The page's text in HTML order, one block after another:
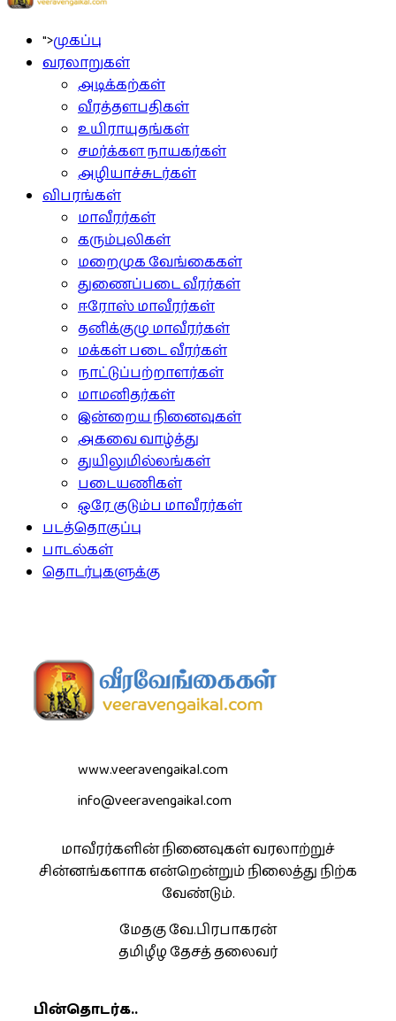
">முகப்பு
வரலாறுகள்
அடிக்கற்கள்
வீரத்தளபதிகள்
உயிராயுதங்கள்
சமர்க்கள நாயகர்கள்
அழியாச்சுடர்கள்
விபரங்கள்
மாவீரர்கள்
கரும்புலிகள்
மறைமுக வேங்கைகள்
துணைப்படை வீரர்கள்
ஈரோஸ் மாவீரர்கள்
தனிக்குழு மாவீரர்கள்
மக்கள் படை வீரர்கள்
நாட்டுப்பற்றாளர்கள்
மாமனிதர்கள்
இன்றைய நினைவுகள்
அகவை வாழ்த்து
துயிலுமில்லங்கள்
படையணிகள்
ஒரே குடும்ப மாவீரர்கள்
படத்தொகுப்பு
பாடல்கள்
தொடர்புகளுக்கு
www.veeravengaikal.com
info@veeravengaikal.com
மாவீரர்களின் நினைவுகள் வரலாற்றுச்
சின்னங்களாக என்றென்றும் நிலைத்து நிற்க
வேண்டும்.
மேதகு வே.பிரபாகரன்
தமிழீழ தேசத் தலைவர்
பின்தொடர்க..